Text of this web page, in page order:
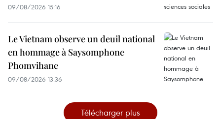
09/08/2026 15:16
Le Vietnam observe un deuil national
en hommage à Saysomphone
Phomvihane
09/08/2026 13:36
Télécharger plus